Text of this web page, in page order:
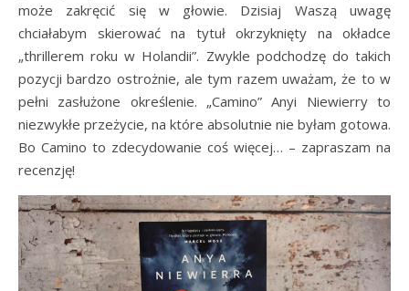
może zakręcić się w głowie. Dzisiaj Waszą uwagę
chciałabym skierować na tytuł okrzyknięty na okładce
„thrillerem roku w Holandii”. Zwykle podchodzę do takich
pozycji bardzo ostrożnie, ale tym razem uważam, że to w
pełni zasłużone określenie. „Camino” Anyi Niewierry to
niezwykłe przeżycie, na które absolutnie nie byłam gotowa.
Bo Camino to zdecydowanie coś więcej… – zapraszam na
recenzję!